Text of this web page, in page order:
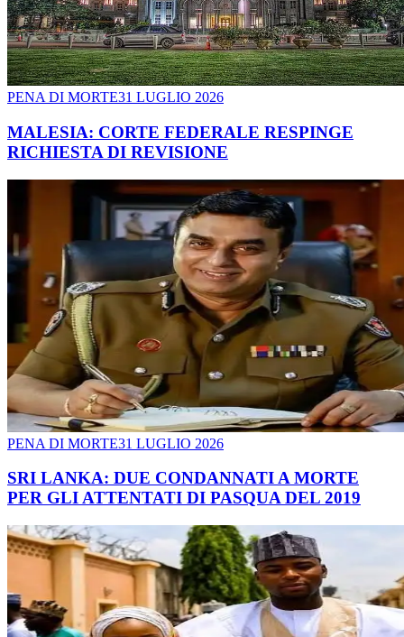
PENA DI MORTE31 LUGLIO 2026
MALESIA: CORTE FEDERALE RESPINGE
RICHIESTA DI REVISIONE
PENA DI MORTE31 LUGLIO 2026
SRI LANKA: DUE CONDANNATI A MORTE
PER GLI ATTENTATI DI PASQUA DEL 2019